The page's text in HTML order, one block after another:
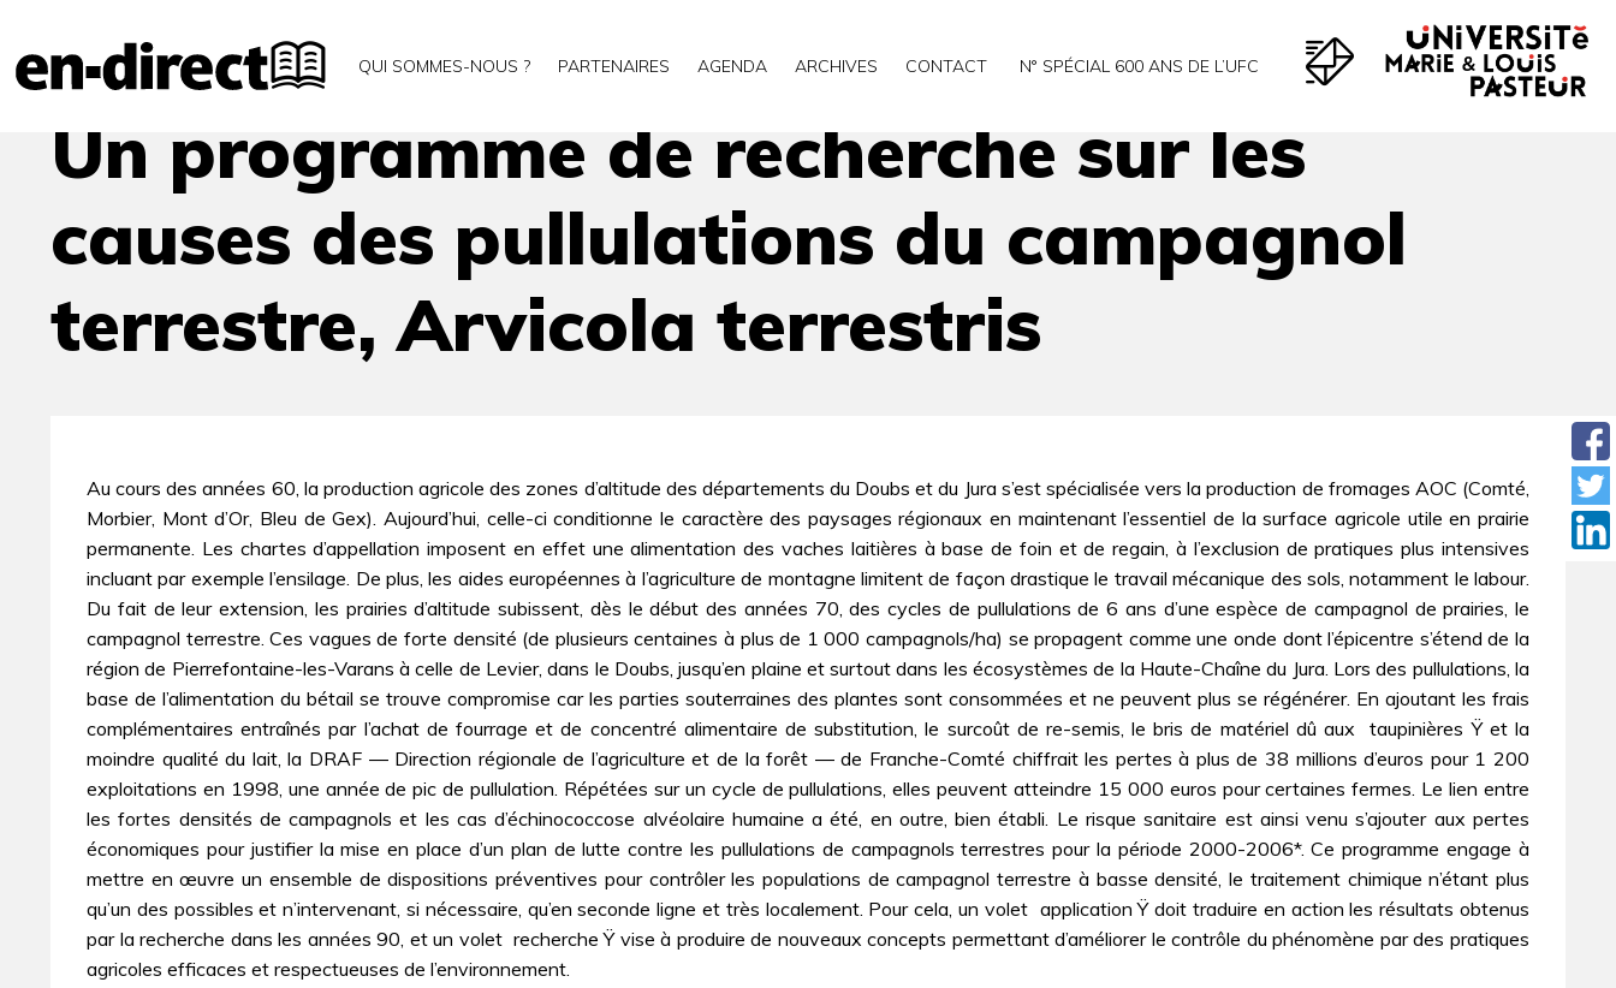
QUI SOMMES-NOUS ? PARTENAIRES AGENDA ARCHIVES CONTACT N° SPÉCIAL 600 ANS DE L’UFC
Archives Un programme de recherche sur les causes des pullulations du campagnol terrestre, Arvicola terrestris
Un programme de recherche sur les
causes des pullulations du campagnol
terrestre, Arvicola terrestris
Au cours des années 60, la production agricole des zones d’altitude des départements du Doubs et du Jura s’est spécialisée vers la production de fromages AOC (Comté,
Morbier, Mont d’Or, Bleu de Gex). Aujourd’hui, celle-ci conditionne le caractère des paysages régionaux en maintenant l’essentiel de la surface agricole utile en prairie
permanente. Les chartes d’appellation imposent en effet une alimentation des vaches laitières à base de foin et de regain, à l’exclusion de pratiques plus intensives
incluant par exemple l’ensilage. De plus, les aides européennes à l’agriculture de montagne limitent de façon drastique le travail mécanique des sols, notamment le labour.
Du fait de leur extension, les prairies d’altitude subissent, dès le début des années 70, des cycles de pullulations de 6 ans d’une espèce de campagnol de prairies, le
campagnol terrestre. Ces vagues de forte densité (de plusieurs centaines à plus de 1 000 campagnols/ha) se propagent comme une onde dont l’épicentre s’étend de la
région de Pierrefontaine-les-Varans à celle de Levier, dans le Doubs, jusqu’en plaine et surtout dans les écosystèmes de la Haute-Chaîne du Jura. Lors des pullulations, la
base de l’alimentation du bétail se trouve compromise car les parties souterraines des plantes sont consommées et ne peuvent plus se régénérer. En ajoutant les frais
complémentaires entraînés par l’achat de fourrage et de concentré alimentaire de substitution, le surcoût de re-semis, le bris de matériel dû aux  taupinières Ÿ et la
moindre qualité du lait, la DRAF ― Direction régionale de l’agriculture et de la forêt ― de Franche-Comté chiffrait les pertes à plus de 38 millions d’euros pour 1 200
exploitations en 1998, une année de pic de pullulation. Répétées sur un cycle de pullulations, elles peuvent atteindre 15 000 euros pour certaines fermes. Le lien entre
les fortes densités de campagnols et les cas d’échinococcose alvéolaire humaine a été, en outre, bien établi. Le risque sanitaire est ainsi venu s’ajouter aux pertes
économiques pour justifier la mise en place d’un plan de lutte contre les pullulations de campagnols terrestres pour la période 2000-2006*. Ce programme engage à
mettre en œuvre un ensemble de dispositions préventives pour contrôler les populations de campagnol terrestre à basse densité, le traitement chimique n’étant plus
qu’un des possibles et n’intervenant, si nécessaire, qu’en seconde ligne et très localement. Pour cela, un volet  application Ÿ doit traduire en action les résultats obtenus
par la recherche dans les années 90, et un volet  recherche Ÿ vise à produire de nouveaux concepts permettant d’améliorer le contrôle du phénomène par des pratiques
agricoles efficaces et respectueuses de l’environnement.